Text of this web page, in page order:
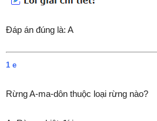
Đáp án đúng là: A
1 e
Rừng A-ma-dôn thuộc loại rừng nào?